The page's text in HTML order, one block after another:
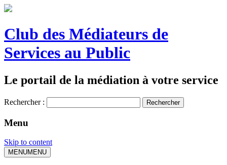
Club des Médiateurs de
Services au Public
Le portail de la médiation à votre service
Rechercher :
Menu
Skip to content
MENUMENU